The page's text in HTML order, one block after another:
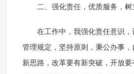
二、强化责任，优质服务，
在工作中，我强化责任意识
管理规定，坚持原则，秉公办事
新思路，改革要有新突破，开放